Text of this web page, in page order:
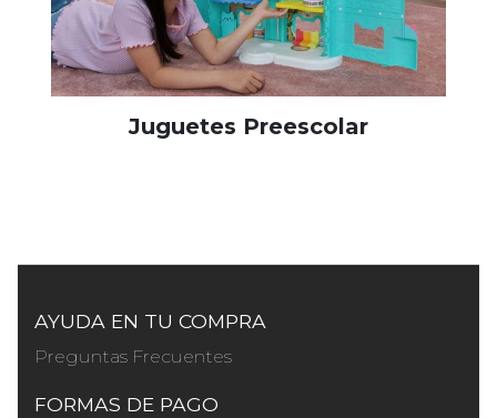
Juguetes Preescolar
AYUDA EN TU COMPRA
Preguntas Frecuentes
FORMAS DE PAGO